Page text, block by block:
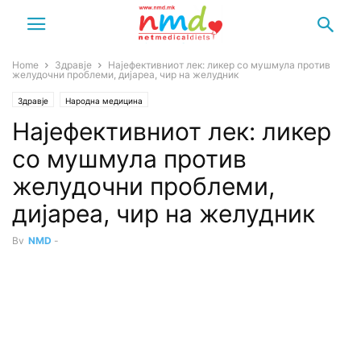
Home Здравје
Најефективниот лек: ликер со мушмула против
желудочни проблеми, дијареа, чир на желудник
Здравје Народна медицина
Најефективниот лек: ликер
со мушмула против
желудочни проблеми,
дијареа, чир на желудник
By NMD -